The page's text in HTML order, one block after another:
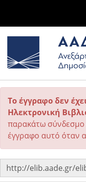
Το έγγραφο δεν
Ηλεκτρονική
παρακάτω
έγγραφο αυτό όταν